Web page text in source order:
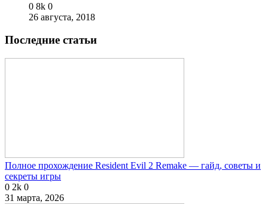
0 8k 0
26 августа, 2018
Последние статьи
Полное прохождение Resident Evil 2 Remake — гайд, советы и
секреты игры
0 2k 0
31 марта, 2026